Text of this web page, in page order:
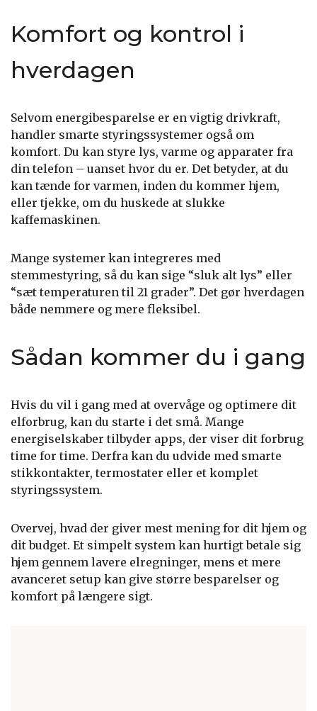
Komfort og kontrol i
hverdagen
Selvom energibesparelse er en vigtig drivkraft,
handler smarte styringssystemer også om
komfort. Du kan styre lys, varme og apparater fra
din telefon – uanset hvor du er. Det betyder, at du
kan tænde for varmen, inden du kommer hjem,
eller tjekke, om du huskede at slukke
kaffemaskinen.
Mange systemer kan integreres med
stemmestyring, så du kan sige “sluk alt lys” eller
“sæt temperaturen til 21 grader”. Det gør hverdagen
både nemmere og mere fleksibel.
Sådan kommer du i gang
Hvis du vil i gang med at overvåge og optimere dit
elforbrug, kan du starte i det små. Mange
energiselskaber tilbyder apps, der viser dit forbrug
time for time. Derfra kan du udvide med smarte
stikkontakter, termostater eller et komplet
styringssystem.
Overvej, hvad der giver mest mening for dit hjem og
dit budget. Et simpelt system kan hurtigt betale sig
hjem gennem lavere elregninger, mens et mere
avanceret setup kan give større besparelser og
komfort på længere sigt.